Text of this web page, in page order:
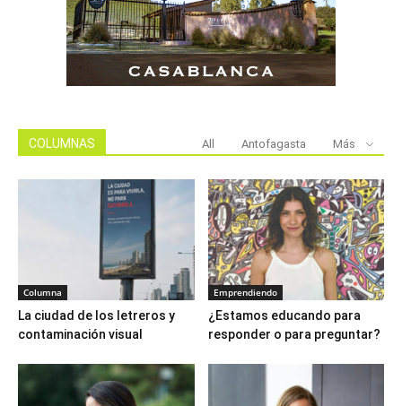
COLUMNAS All Antofagasta Más
Columna
La ciudad de los letreros y
contaminación visual
Emprendiendo
¿Estamos educando para
responder o para preguntar?